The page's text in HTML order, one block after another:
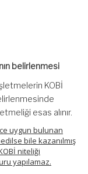
belirlenmesi
KOBİ
esas alınır.
uygun bulunan
bile kazanılmış
niteliği
yapılamaz.